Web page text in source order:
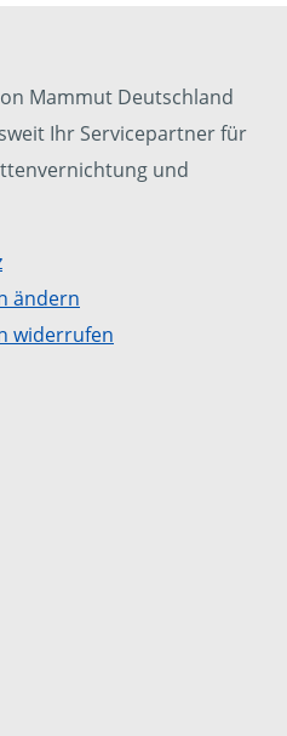
Mammut Deutschland
Ihr Servicepartner für
und
ändern
widerrufen